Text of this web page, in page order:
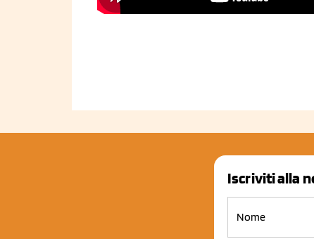
Iscriviti alla